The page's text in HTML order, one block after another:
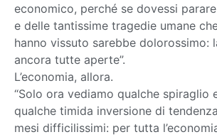
economico, perché se dovessi
e delle tantissime tragedie umane
hanno vissuto sarebbe dolorossimo:
ancora tutte aperte”.
L’economia, allora.
“Solo ora vediamo qualche spiraglio
qualche timida inversione di
mesi difficilissimi: per tutta